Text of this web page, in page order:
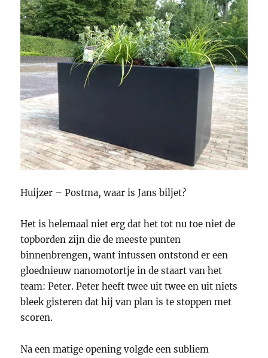
Huijzer – Postma, waar is Jans biljet?
Het is helemaal niet erg dat het tot nu toe niet de
topborden zijn die de meeste punten
binnenbrengen, want intussen ontstond er een
gloednieuw nanomotortje in de staart van het
team: Peter. Peter heeft twee uit twee en uit niets
bleek gisteren dat hij van plan is te stoppen met
scoren.
Na een matige opening volgde een subliem